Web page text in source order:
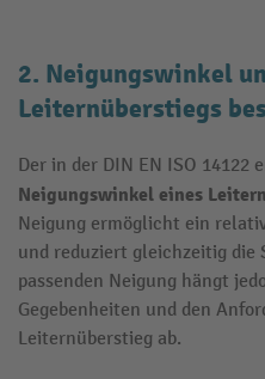
2. Neigungswinkel
Leiternüberstiegs
Der in der DIN EN ISO 14122
Neigungswinkel eines
Neigung ermöglicht ein
und reduziert gleichzeitig die
passenden Neigung hängt
Gegebenheiten und den
Leiternüberstieg ab.